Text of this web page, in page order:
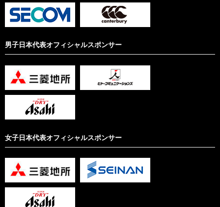
男子日本代表オフィシャルスポンサー
女子日本代表オフィシャルスポンサー